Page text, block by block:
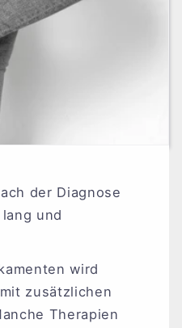
der Diagnose
und
wird
zusätzlichen
Therapien